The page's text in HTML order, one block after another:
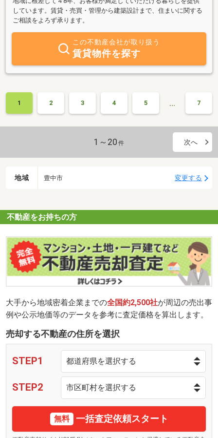
しています。賃貸・売買・管理から建築設計まで、住まいに関する
ご相談をよろず承ります。
この不動産会社が取り扱う
賃貸物件を探す
1 2 3 4 5 … 7
1～20 件 次へ
地域 豊中市 変更する
不動産をお持ちの方
大手から地域密着企業までの全国約2,500社が周辺の売出事
例や公示地価等のデータを参考に査定価格を算出します。
売却する不動産の住所を選択
STEP1
STEP2
無料 一括査定依頼スタート